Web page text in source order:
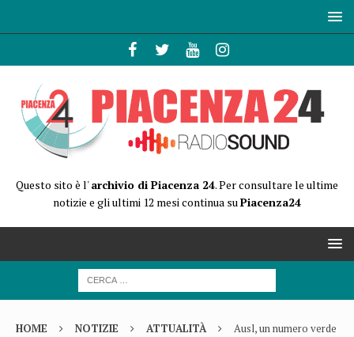
Questo sito è l'archivio di Piacenza 24. Per consultare le ultime
notizie e gli ultimi 12 mesi continua suPiacenza24
HOME NOTIZIE ATTUALITÀ
Ausl, un numero verde